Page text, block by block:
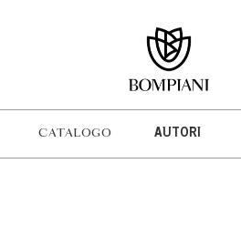
CATALOGO AUTORI